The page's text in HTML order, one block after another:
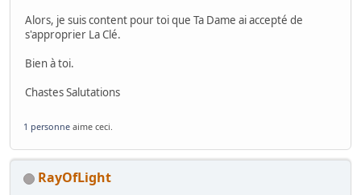
Alors, je suis content pour toi que Ta Dame ai accepté de
s'approprier La Clé.
Bien à toi.
Chastes Salutations
1 personne aime ceci.
RayOfLight